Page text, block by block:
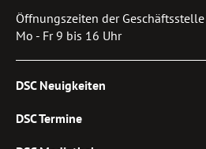
Öffnungszeiten der Geschäftsstelle
Mo - Fr 9 bis 16 Uhr
DSC Neuigkeiten
DSC Termine